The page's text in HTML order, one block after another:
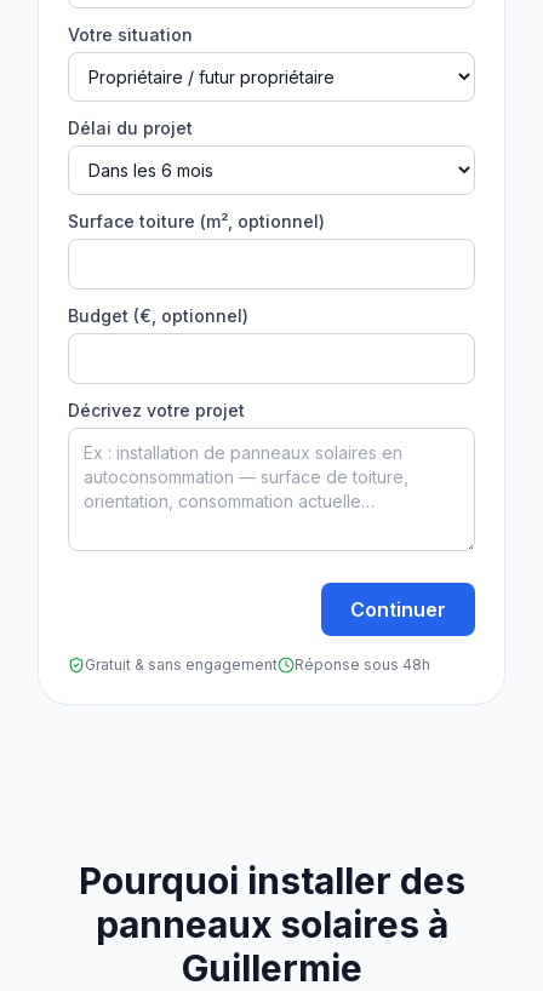
Votre situation
Délai du projet
Surface toiture (m², optionnel)
Budget (€, optionnel)
Décrivez votre projet
Continuer
Gratuit & sans engagement Réponse sous 48h
Pourquoi installer des
panneaux solaires à
Guillermie